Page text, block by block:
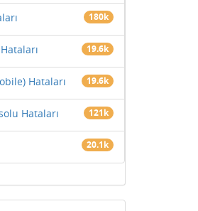
180k
19.6k
Hataları 19.6k
Hataları 121k
20.1k